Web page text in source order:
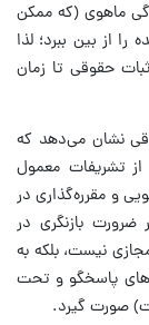
ماهوی (که ممکن
از بین ببرد؛ لذا
حقوقی تا زمان
نشان می‌دهد که
از تشریفات معمول
و مقرره‌گذاری در
بازنگری در
نیست، بلکه به
پاسخگو و تحت
صورت گیرد.